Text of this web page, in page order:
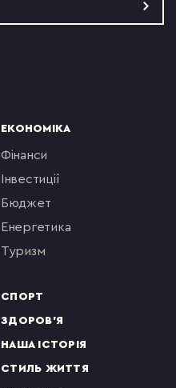
ЕКОНОМІКА
фінанси
інвестиції
бюджет
енергетика
туризм
СПОРТ
ЗДОРОВ'Я
НАША ІСТОРІЯ
СТИЛЬ ЖИТТЯ